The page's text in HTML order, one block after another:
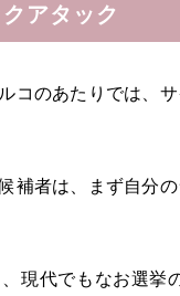
アタック
コのあたりでは、
補者は、まず自分
現代でもなお選挙